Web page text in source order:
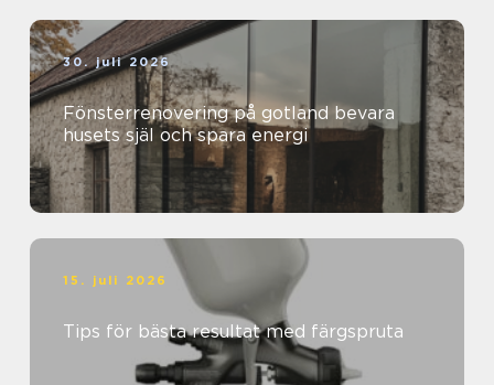
30. juli 2026
Fönsterrenovering på gotland bevara
husets själ och spara energi
15. juli 2026
Tips för bästa resultat med färgspruta